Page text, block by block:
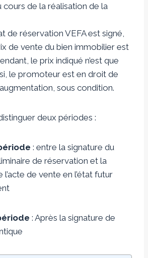
de la réalisation de la
de réservation VEFA est signé,
de vente du bien immobilier est
le prix indiqué n’est que
le promoteur est en droit de
sous condition.
deux périodes :
: entre la signature du
de réservation et la
l’acte de vente en l’état futur
: Après la signature de